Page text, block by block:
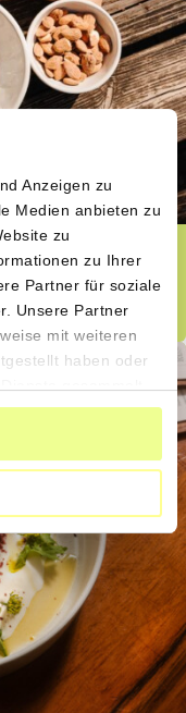
Anzeigen zu
Medien anbieten zu
zu
zu Ihrer
Partner für soziale
Unsere Partner
mit weiteren
haben oder
Honig &